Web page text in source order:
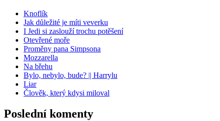
Knoflík
Jak důležité je míti veverku
I Jedi si zaslouží trochu potěšení
Otevřené moře
Proměny pana Simpsona
Mozzarella
Na břehu
Bylo, nebylo, bude? || Harrylu
Liar
Člověk, který kdysi miloval
Poslední komenty